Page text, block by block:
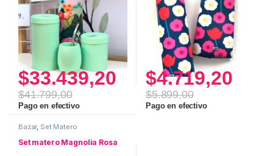
$33.439,20
$41.799,00
Pago en efectivo
$4.719,20
$5.899,00
Pago en efectivo
Bazar, Set Matero
Set matero Magnolia Rosa